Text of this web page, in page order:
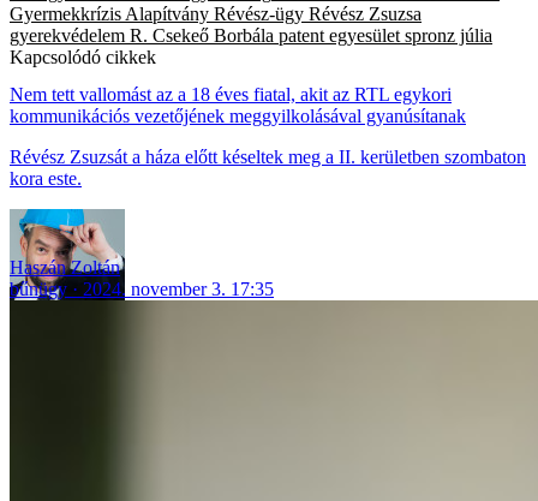
Gyermekkrízis Alapítvány Révész-ügy Révész Zsuzsa
gyerekvédelem R. Csekeő Borbála patent egyesület spronz júlia
Kapcsolódó cikkek
Nem tett vallomást az a 18 éves fiatal, akit az RTL egykori
kommunikációs vezetőjének meggyilkolásával gyanúsítanak
Révész Zsuzsát a háza előtt késeltek meg a II. kerületben szombaton
kora este.
Haszán Zoltán
bűnügy
2024. november 3. 17:35